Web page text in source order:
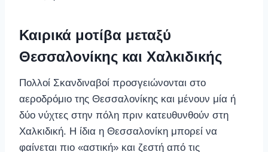
Καιρικά μοτίβα μεταξύ
Θεσσαλονίκης και Χαλκιδικής
Πολλοί Σκανδιναβοί προσγειώνονται στο
αεροδρόμιο της Θεσσαλονίκης και μένουν μία ή
δύο νύχτες στην πόλη πριν κατευθυνθούν στη
Χαλκιδική. Η ίδια η Θεσσαλονίκη μπορεί να
φαίνεται πιο «αστική» και ζεστή από τις